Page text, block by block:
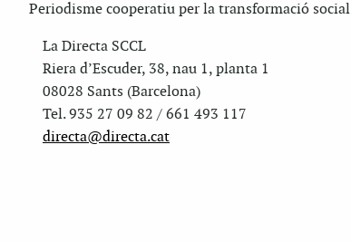
Periodisme cooperatiu per la transformació social
La Directa SCCL
Riera d’Escuder, 38, nau 1, planta 1
08028 Sants (Barcelona)
Tel. 935 27 09 82 / 661 493 117
directa@directa.cat